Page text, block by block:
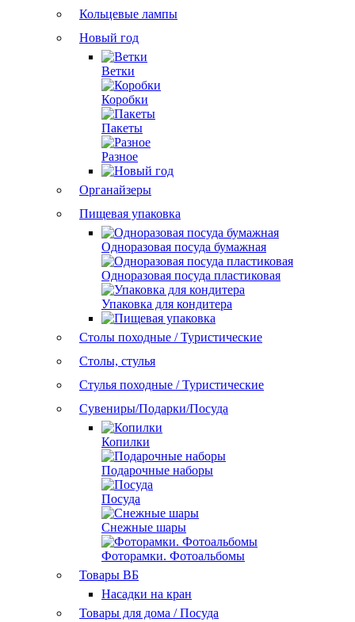
Кольцевые лампы
Новый год
Ветки
Коробки
Пакеты
Разное
Органайзеры
Пищевая упаковка
Одноразовая посуда бумажная
Одноразовая посуда пластиковая
Упаковка для кондитера
Столы походные / Туристические
Столы, стулья
Стулья походные / Туристические
Сувениры/Подарки/Посуда
Копилки
Подарочные наборы
Посуда
Снежные шары
Фоторамки. Фотоальбомы
Товары ВБ
Насадки на кран
Товары для дома / Посуда